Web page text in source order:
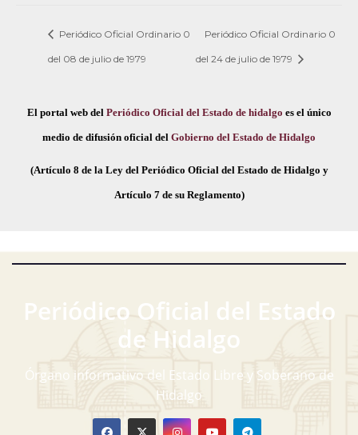
Periódico Oficial Ordinario 0
del 08 de julio de 1979
Periódico Oficial Ordinario 0
del 24 de julio de 1979
El portal web del Periódico Oficial del Estado de hidalgo es el único
medio de difusión oficial del Gobierno del Estado de Hidalgo
(Artículo 8 de la Ley del Periódico Oficial del Estado de Hidalgo y
Artículo 7 de su Reglamento)
Periódico Oficial del Estado
de Hidalgo
Órgano informativo del Estado Libre y Soberano de
Hidalgo